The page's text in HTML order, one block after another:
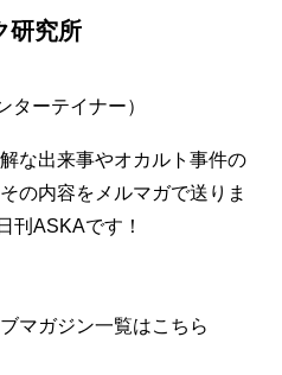
研究所
ターテイナー）
な出来事やオカルト事件の
の内容をメルマガで送りま
刊ASKAです！
マガジン一覧はこちら